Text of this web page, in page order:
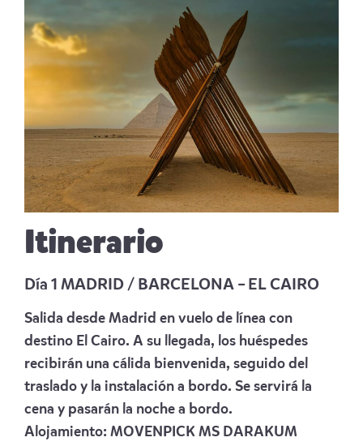
Itinerario
Día 1 MADRID / BARCELONA – EL CAIRO
Salida desde Madrid en vuelo de línea con
destino El Cairo. A su llegada, los huéspedes
recibirán una cálida bienvenida, seguido del
traslado y la instalación a bordo. Se servirá la
cena y pasarán la noche a bordo.
Alojamiento: MOVENPICK MS DARAKUM